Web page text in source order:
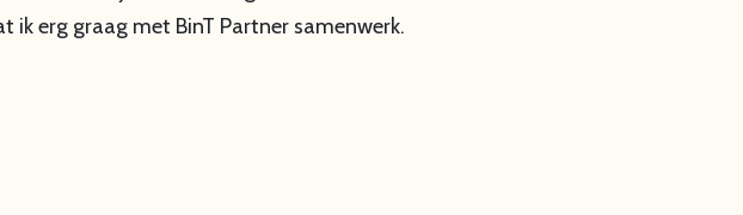
erg graag met BinT Partner samenwerk.